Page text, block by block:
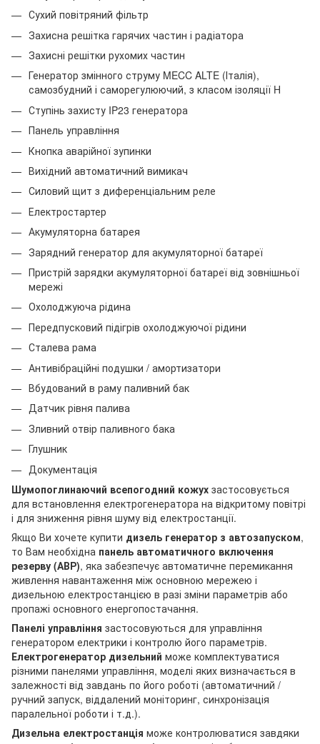
Сухий повітряний фільтр
Захисна решітка гарячих частин і радіатора
Захисні решітки рухомих частин
Генератор змінного струму MECC ALTE (Італія),
самозбудний і саморегулюючий, з класом ізоляції H
Ступінь захисту IP23 генератора
Панель управління
Кнопка аварійної зупинки
Вихідний автоматичний вимикач
Силовий щит з диференціальним реле
Електростартер
Акумуляторна батарея
Зарядний генератор для акумуляторної батареї
Пристрій зарядки акумуляторної батареї від зовнішньої
мережі
Охолоджуюча рідина
Передпусковий підігрів охолоджуючої рідини
Сталева рама
Антивібраційні подушки / амортизатори
Вбудований в раму паливний бак
Датчик рівня палива
Зливний отвір паливного бака
Глушник
Документація
Шумопоглинаючий всепогодний кожух застосовується
для встановлення електрогенератора на відкритому повітрі
і для зниження рівня шуму від електростанції.
Якщо Ви хочете купити дизель генератор з автозапуском,
то Вам необхідна панель автоматичного включення
резерву (АВР), яка забезпечує автоматичне перемикання
живлення навантаження між основною мережею і
дизельною електростанцією в разі зміни параметрів або
пропажі основного енергопостачання.
Панелі управління застосовуються для управління
генератором електрики і контролю його параметрів.
Електрогенератор дизельний може комплектуватися
різними панелями управління, моделі яких визначається в
залежності від завдань по його роботі (автоматичний /
ручний запуск, віддалений моніторинг, синхронізація
паралельної роботи і т.д.).
Дизельна електростанція може контролюватися завдяки